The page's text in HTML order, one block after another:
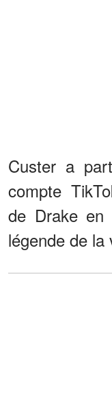
Custer a
compte
de Drake en
légende de la